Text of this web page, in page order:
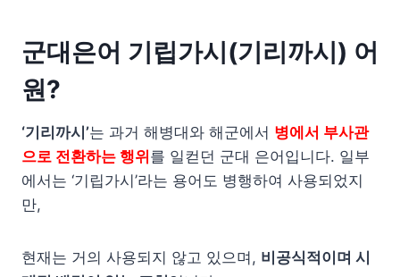
군대은어 기립가시(기리까시) 어
원?
‘기리까시’는 과거 해병대와 해군에서 병에서 부사관
으로 전환하는 행위 를 일컫던 군대 은어입니다. 일부
에서는 ‘기립가시’라는 용어도 병행하여 사용되었지
만,
현재는 거의 사용되지 않고 있으며, 비공식적이며 시